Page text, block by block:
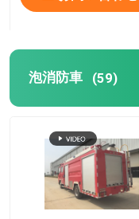
泡消防車 (59)